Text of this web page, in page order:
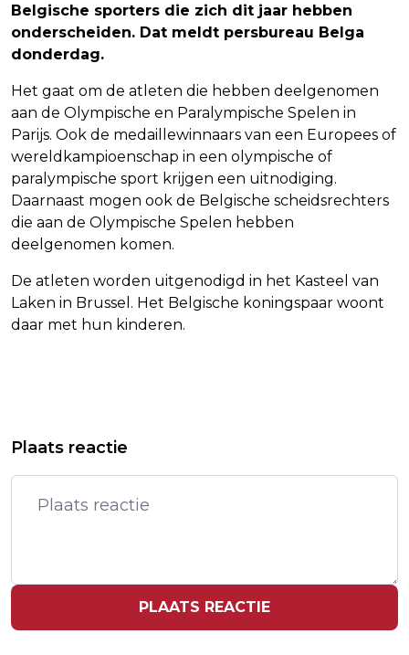
Belgische sporters die zich dit jaar hebben
onderscheiden. Dat meldt persbureau Belga
donderdag.
Het gaat om de atleten die hebben deelgenomen
aan de Olympische en Paralympische Spelen in
Parijs. Ook de medaillewinnaars van een Europees of
wereldkampioenschap in een olympische of
paralympische sport krijgen een uitnodiging.
Daarnaast mogen ook de Belgische scheidsrechters
die aan de Olympische Spelen hebben
deelgenomen komen.
De atleten worden uitgenodigd in het Kasteel van
Laken in Brussel. Het Belgische koningspaar woont
daar met hun kinderen.
OPVANGSCHIP ONBEKEND, 4 MENSEN
TYFOON KONG-REY MAAKT
TIENTALLEN SLACHTOFFERS IN
TAIWAN
Plaats reactie
PLAATS REACTIE